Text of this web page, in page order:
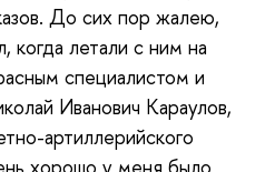
До сих пор жалею,
когда летали с ним на
специалистом и
Иванович Караулов,
артиллерийского